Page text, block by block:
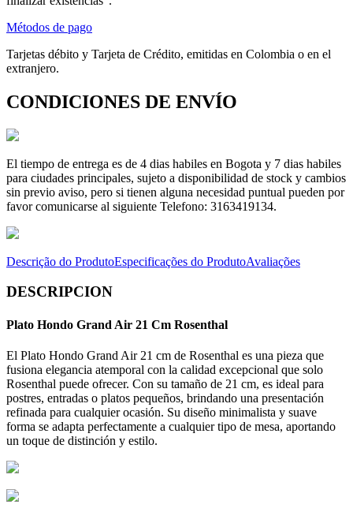
Métodos de pago
Tarjetas débito y Tarjeta de Crédito, emitidas en Colombia o en el
extranjero.
CONDICIONES DE ENVÍO
El tiempo de entrega es de 4 dias habiles en Bogota y 7 dias habiles
para ciudades principales, sujeto a disponibilidad de stock y cambios
sin previo aviso, pero si tienen alguna necesidad puntual pueden por
favor comunicarse al siguiente Telefono: 3163419134.
Descrição do ProdutoEspecificações do ProdutoAvaliações
DESCRIPCION
Plato Hondo Grand Air 21 Cm Rosenthal
El Plato Hondo Grand Air 21 cm de Rosenthal es una pieza que
fusiona elegancia atemporal con la calidad excepcional que solo
Rosenthal puede ofrecer. Con su tamaño de 21 cm, es ideal para
postres, entradas o platos pequeños, brindando una presentación
refinada para cualquier ocasión. Su diseño minimalista y suave
forma se adapta perfectamente a cualquier tipo de mesa, aportando
un toque de distinción y estilo.